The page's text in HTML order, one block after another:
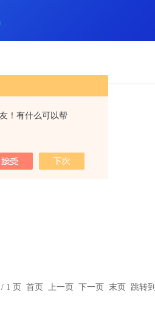
！有什么可以帮
/ 1 页 首页 上一页 下一页 末页 跳转